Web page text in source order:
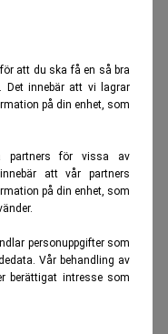
att du ska få en så bra
Det innebär att vi lagrar
på din enhet, som
partners för vissa av
att vår partners
på din enhet, som
personuppgifter som
Vår behandling av
berättigat intresse som